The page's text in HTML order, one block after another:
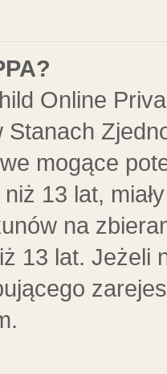
Online
Stanach
mogące
13 lat,
na
13 lat. Jeżeli